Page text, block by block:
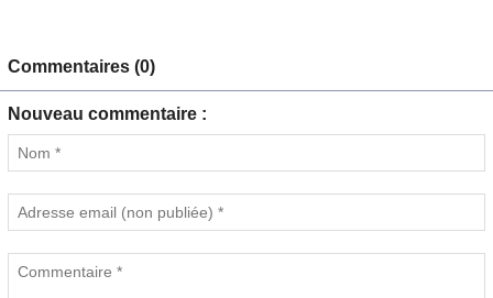
Commentaires (0)
Nouveau commentaire :